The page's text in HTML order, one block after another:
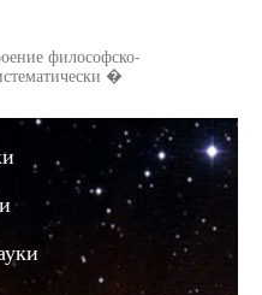
философско-
�